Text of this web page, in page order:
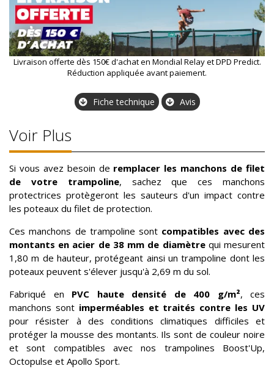
Livraison offerte dès 150€ d'achat en Mondial Relay et DPD Predict.
Réduction appliquée avant paiement.
Fiche technique Avis
Voir Plus
Si vous avez besoin de remplacer les manchons de filet
de votre trampoline, sachez que ces manchons
protectrices protègeront les sauteurs d'un impact contre
les poteaux du filet de protection.
Ces manchons de trampoline sont compatibles avec des
montants en acier de 38 mm de diamètrequi mesurent
1,80 m de hauteur, protégeant ainsi un trampoline dont les
poteaux peuvent s'élever jusqu'à 2,69 m du sol.
Fabriqué en PVC haute densité de 400 g/m², ces
manchons sont imperméables et traités contre les UV
pour résister à des conditions climatiques difficiles et
protéger la mousse des montants. Ils sont de couleur noire
et sont compatibles avec nos trampolines Boost'Up,
Octopulse et Apollo Sport.